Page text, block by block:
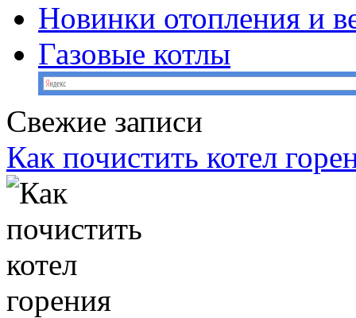
Новинки отопления и
Газовые котлы
Свежие записи
Как почистить котел